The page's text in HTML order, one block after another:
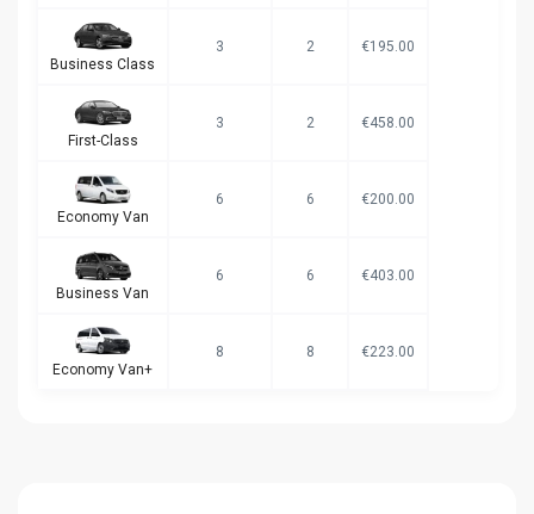
Business Class
3 2 €195.00
First-Class
3 2 €458.00
Economy Van
6 6 €200.00
Business Van
6 6 €403.00
Economy Van+
8 8 €223.00